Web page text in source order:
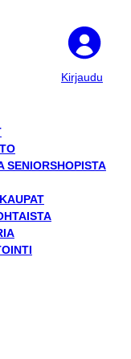
Kirjaudu
SENIORSHOPISTA